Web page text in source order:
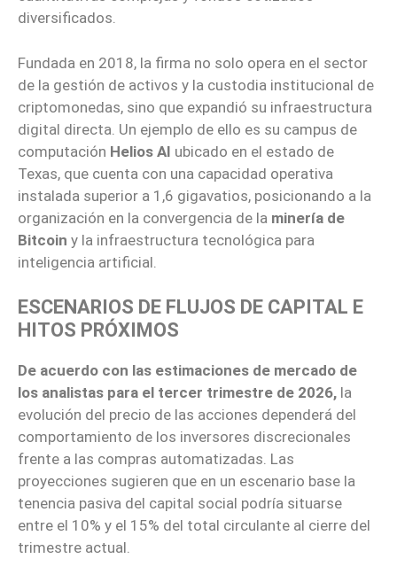
diversificados.
Fundada en 2018, la firma no solo opera en el sector
de la gestión de activos y la custodia institucional de
criptomonedas, sino que expandió su infraestructura
digital directa. Un ejemplo de ello es su campus de
computación Helios AI ubicado en el estado de
Texas, que cuenta con una capacidad operativa
instalada superior a 1,6 gigavatios, posicionando a la
organización en la convergencia de la minería de
Bitcoin y la infraestructura tecnológica para
inteligencia artificial.
ESCENARIOS DE FLUJOS DE CAPITAL E
HITOS PRÓXIMOS
De acuerdo con las estimaciones de mercado de
los analistas para el tercer trimestre de 2026, la
evolución del precio de las acciones dependerá del
comportamiento de los inversores discrecionales
frente a las compras automatizadas. Las
proyecciones sugieren que en un escenario base la
tenencia pasiva del capital social podría situarse
entre el 10% y el 15% del total circulante al cierre del
trimestre actual.